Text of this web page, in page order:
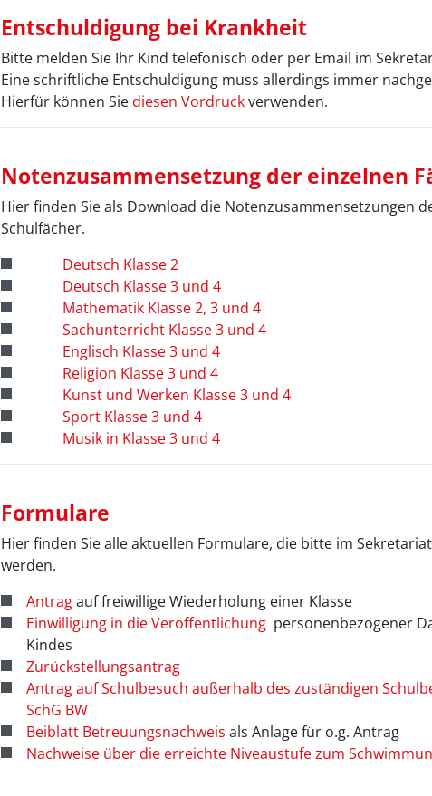
Entschuldigung bei Krankheit
Bitte melden Sie Ihr Kind telefonisch oder per Email im
Eine schriftliche Entschuldigung muss allerdings immer
Hierfür können Sie diesen Vordruckverwenden.
Notenzusammensetzung der einzelnen
Hier finden Sie als Download die Notenzusammensetzungen
Schulfächer.
Deutsch Klasse 2
Deutsch Klasse 3 und 4
Mathematik Klasse 2, 3 und 4
Sachunterricht Klasse 3 und 4
Englisch Klasse 3 und 4
Religion Klasse 3 und 4
Kunst und Werken Klasse 3 und 4
Sport Klasse 3 und 4
Musik in Klasse 3 und 4
Formulare
Hier finden Sie alle aktuellen Formulare, die bitte im
werden.
Antragauf freiwillige Wiederholung einer Klasse
Einwilligung in die Veröffentlichungpersonenbezogener
Kindes
Zurückstellungsantrag
Antrag auf Schulbesuch außerhalb des zuständigen
SchG BW
Beiblatt Betreuungsnachweis als Anlage für o.g. Antrag
Nachweise über die erreichte Niveaustufe zum